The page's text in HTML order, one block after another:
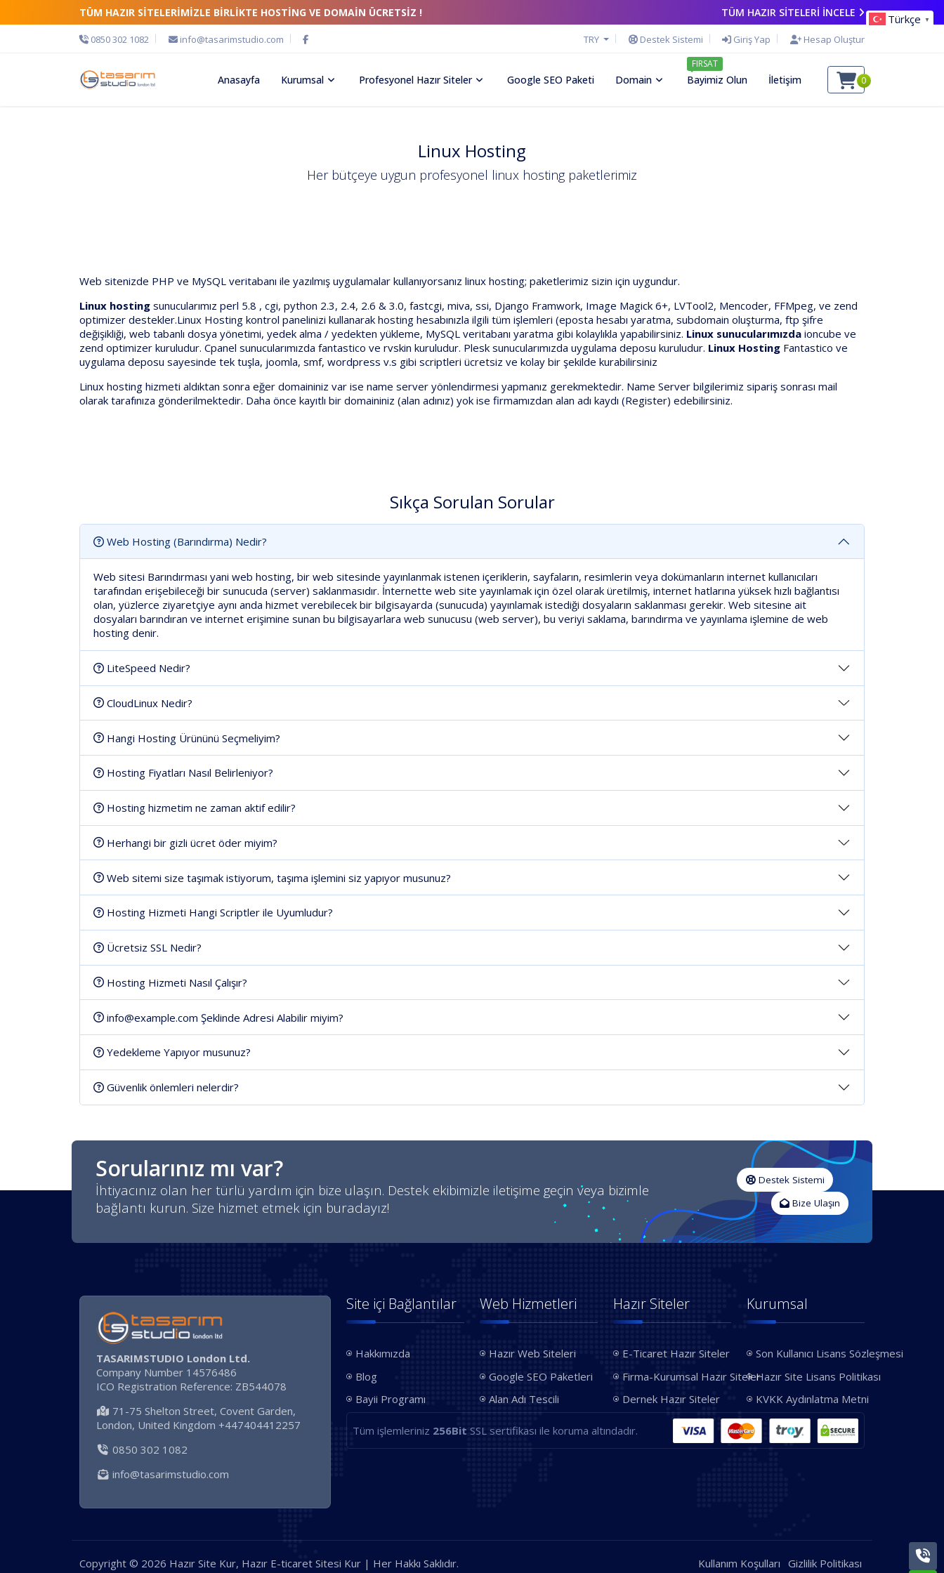
TÜM HAZIR SİTELERİMİZLE BİRLİKTE HOSTİNG VE DOMAİN ÜCRETSİZ ! TÜM HAZIR SİTELERİ İNCELE
0850 302 1082 info@tasarimstudio.com TRY Destek Sistemi Giriş Yap Hesap Oluştur
Anasayfa Kurumsal Profesyonel Hazır Siteler Google SEO Paketi Domain
FIRSAT
Bayimiz Olun İletişim 0
Linux Hosting
Her bütçeye uygun profesyonel linux hosting paketlerimiz
Web sitenizde PHP ve MySQL veritabanı ile yazılmış uygulamalar kullanıyorsanız linux hosting; paketlerimiz sizin için uygundur.
Linux hostingsunucularımız perl 5.8 , cgi, python 2.3, 2.4, 2.6 & 3.0, fastcgi, miva, ssi, Django Framwork, Image Magick 6+, LVTool2, Mencoder, FFMpeg, ve zend
optimizer destekler.Linux Hosting kontrol panelinizi kullanarak hosting hesabınızla ilgili tüm işlemleri (eposta hesabı yaratma, subdomain oluşturma, ftp şifre
değişikliği, web tabanlı dosya yönetimi, yedek alma / yedekten yükleme, MySQL veritabanı yaratma gibi kolaylıkla yapabilirsiniz. Linux sunucularımızda ioncube ve
zend optimizer kuruludur. Cpanel sunucularımızda fantastico ve rvskin kuruludur. Plesk sunucularımızda uygulama deposu kuruludur. Linux Hosting Fantastico ve
uygulama deposu sayesinde tek tuşla, joomla, smf, wordpress v.s gibi scriptleri ücretsiz ve kolay bir şekilde kurabilirsiniz
Linux hosting hizmeti aldıktan sonra eğer domaininiz var ise name server yönlendirmesi yapmanız gerekmektedir. Name Server bilgilerimiz sipariş sonrası mail
olarak tarafınıza gönderilmektedir. Daha önce kayıtlı bir domaininiz (alan adınız) yok ise firmamızdan alan adı kaydı (Register) edebilirsiniz.
Sıkça Sorulan Sorular
Web Hosting (Barındırma) Nedir?
Web sitesi Barındırması yani web hosting, bir web sitesinde yayınlanmak istenen içeriklerin, sayfaların, resimlerin veya dokümanların internet kullanıcıları
tarafından erişebileceği bir sunucuda (server) saklanmasıdır. İnternette web site yayınlamak için özel olarak üretilmiş, internet hatlarına yüksek hızlı bağlantısı
olan, yüzlerce ziyaretçiye aynı anda hizmet verebilecek bir bilgisayarda (sunucuda) yayınlamak istediği dosyaların saklanması gerekir. Web sitesine ait
dosyaları barındıran ve internet erişimine sunan bu bilgisayarlara web sunucusu (web server), bu veriyi saklama, barındırma ve yayınlama işlemine de web
hosting denir.
LiteSpeed Nedir?
CloudLinux Nedir?
Hangi Hosting Ürününü Seçmeliyim?
Hosting Fiyatları Nasıl Belirleniyor?
Hosting hizmetim ne zaman aktif edilir?
Herhangi bir gizli ücret öder miyim?
Web sitemi size taşımak istiyorum, taşıma işlemini siz yapıyor musunuz?
Hosting Hizmeti Hangi Scriptler ile Uyumludur?
Ücretsiz SSL Nedir?
Hosting Hizmeti Nasıl Çalışır?
info@example.com Şeklinde Adresi Alabilir miyim?
Yedekleme Yapıyor musunuz?
Güvenlik önlemleri nelerdir?
Sorularınız mı var?
İhtiyacınız olan her türlü yardım için bize ulaşın. Destek ekibimizle iletişime geçin veya bizimle
bağlantı kurun. Size hizmet etmek için buradayız!
Destek Sistemi
Bize Ulaşın
TASARIMSTUDIO London Ltd.
Company Number 14576486
ICO Registration Reference: ZB544078
71-75 Shelton Street, Covent Garden,
London, United Kingdom +447404412257
0850 302 1082
info@tasarimstudio.com
Site içi Bağlantılar
Hakkımızda
Blog
Bayii Programı
Web Hizmetleri
Hazır Web Siteleri
Google SEO Paketleri
Alan Adı Tescili
Hazır Siteler
E-Ticaret Hazır Siteler
Firma-Kurumsal Hazır Siteler
Dernek Hazır Siteler
Kurumsal
Son Kullanıcı Lisans Sözleşmesi
Hazır Site Lisans Politikası
KVKK Aydınlatma Metni
Tüm işlemleriniz 256Bit SSL sertifikası ile koruma altındadır.
Copyright © 2026 Hazır Site Kur, Hazır E-ticaret Sitesi Kur | Her Hakkı Saklıdır. Kullanım Koşulları Gizlilik Politikası
Türkçe ▼